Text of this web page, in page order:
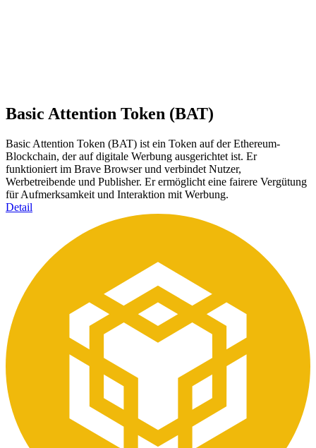
Basic Attention Token (BAT)
Basic Attention Token (BAT) ist ein Token auf der Ethereum-
Blockchain, der auf digitale Werbung ausgerichtet ist. Er
funktioniert im Brave Browser und verbindet Nutzer,
Werbetreibende und Publisher. Er ermöglicht eine fairere Vergütung
für Aufmerksamkeit und Interaktion mit Werbung.
Detail